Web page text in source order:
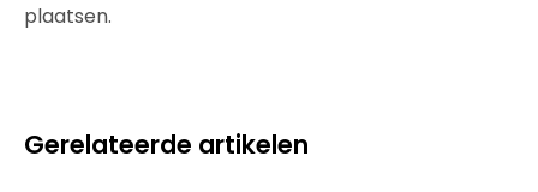
plaatsen.
Gerelateerde artikelen